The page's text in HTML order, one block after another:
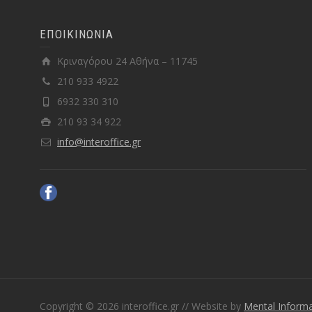
ΕΠΟΙΚΙΝΩΝΙΑ
Κριναγόρου 24 Αθήνα – 11745
210 933 4922
6932 330 310
210 93 34 922
info@interoffice.gr
Copyright © 2026 interoffice.gr // Website by Mental